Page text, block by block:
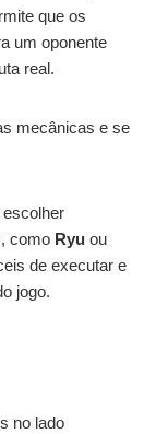
que os
um oponente
real.
mecânicas e se
como Ryu ou
de executar e
jogo.
no lado